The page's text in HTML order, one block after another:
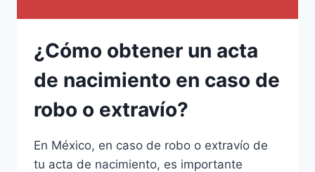
¿Cómo obtener un acta
de nacimiento en caso de
robo o extravío?
En México, en caso de robo o extravío de
tu acta de nacimiento, es importante